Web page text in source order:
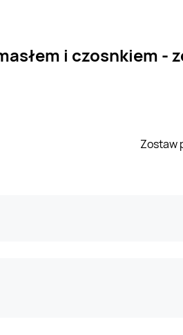
i czosnkiem -
Zostaw